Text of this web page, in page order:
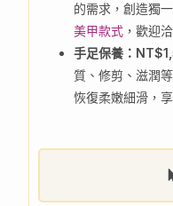
的需求，創造獨
美甲款式 ，歡迎
手足保養：
質、修剪、滋潤
恢復柔嫩細滑，